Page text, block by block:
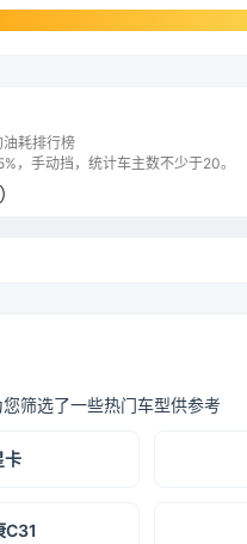
耗排行榜
，手动挡，统计车主数不少于20。
筛选了一些热门车型供参考
卡
C31